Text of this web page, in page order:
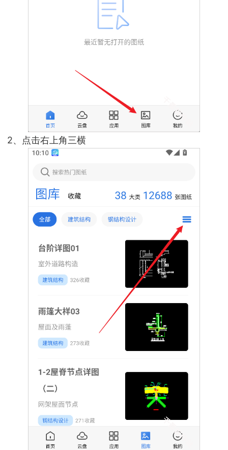
2、点击右上角三横